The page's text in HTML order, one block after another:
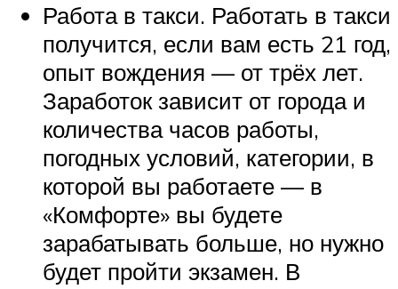
Работа в такси. Работать в такси
получится, если вам есть 21 год,
опыт вождения — от трёх лет.
Заработок зависит от города и
количества часов работы,
погодных условий, категории, в
которой вы работаете — в
«Комфорте» вы будете
зарабатывать больше, но нужно
будет пройти экзамен. В